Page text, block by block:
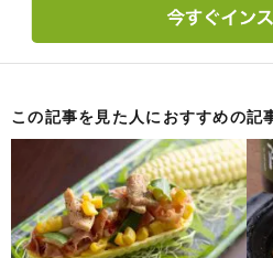
この記事を見た人におすすめの記